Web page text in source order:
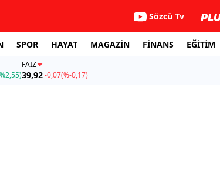
Sözcü Tv
SPOR HAYAT MAGAZİN FİNANS EĞİTİM
FAİZ
39,92-0,07(%-0,17)